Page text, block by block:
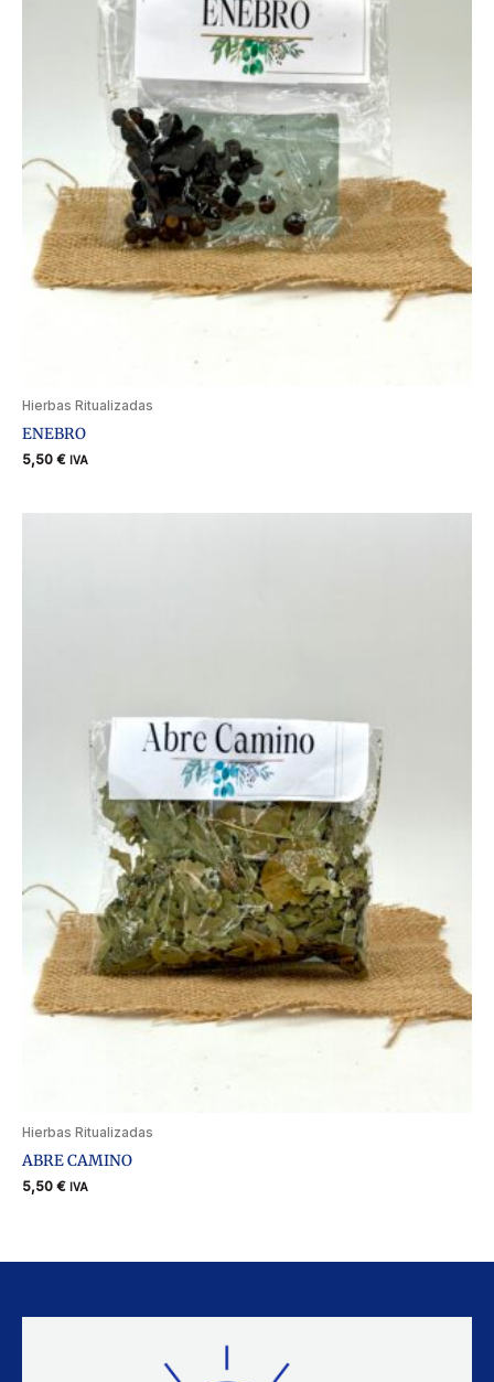
Hierbas Ritualizadas
ENEBRO
5,50 € IVA
Hierbas Ritualizadas
ABRE CAMINO
5,50 € IVA